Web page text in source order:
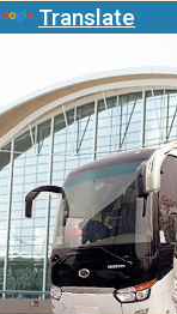
Translate